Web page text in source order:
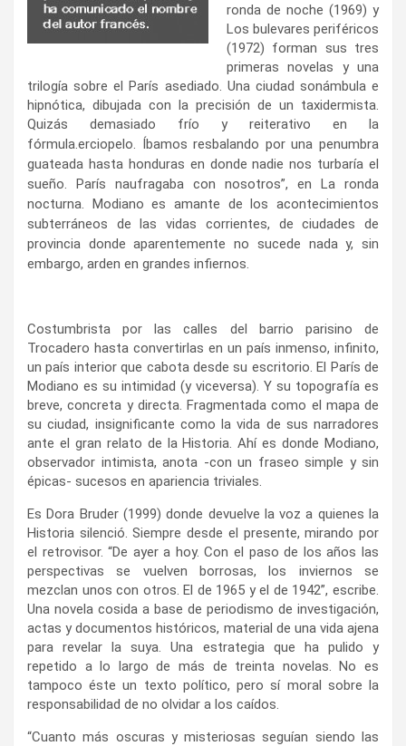
ronda de noche (1969) y
Los bulevares periféricos
(1972) forman sus tres
primeras novelas y una
trilogía sobre el París asediado. Una ciudad sonámbula e
hipnótica, dibujada con la precisión de un taxidermista.
Quizás demasiado frío y reiterativo en la
fórmula.erciopelo. Íbamos resbalando por una penumbra
guateada hasta honduras en donde nadie nos turbaría el
sueño. París naufragaba con nosotros”, en La ronda
nocturna. Modiano es amante de los acontecimientos
subterráneos de las vidas corrientes, de ciudades de
provincia donde aparentemente no sucede nada y, sin
embargo, arden en grandes infiernos.
Costumbrista por las calles del barrio parisino de
Trocadero hasta convertirlas en un país inmenso, infinito,
un país interior que cabota desde su escritorio. El París de
Modiano es su intimidad (y viceversa). Y su topografía es
breve, concreta y directa. Fragmentada como el mapa de
su ciudad, insignificante como la vida de sus narradores
ante el gran relato de la Historia. Ahí es donde Modiano,
observador intimista, anota -con un fraseo simple y sin
épicas- sucesos en apariencia triviales.
Es Dora Bruder (1999) donde devuelve la voz a quienes la
Historia silenció. Siempre desde el presente, mirando por
el retrovisor. “De ayer a hoy. Con el paso de los años las
perspectivas se vuelven borrosas, los inviernos se
mezclan unos con otros. El de 1965 y el de 1942”, escribe.
Una novela cosida a base de periodismo de investigación,
actas y documentos históricos, material de una vida ajena
para revelar la suya. Una estrategia que ha pulido y
repetido a lo largo de más de treinta novelas. No es
tampoco éste un texto político, pero sí moral sobre la
responsabilidad de no olvidar a los caídos.
“Cuanto más oscuras y misteriosas seguían siendo las